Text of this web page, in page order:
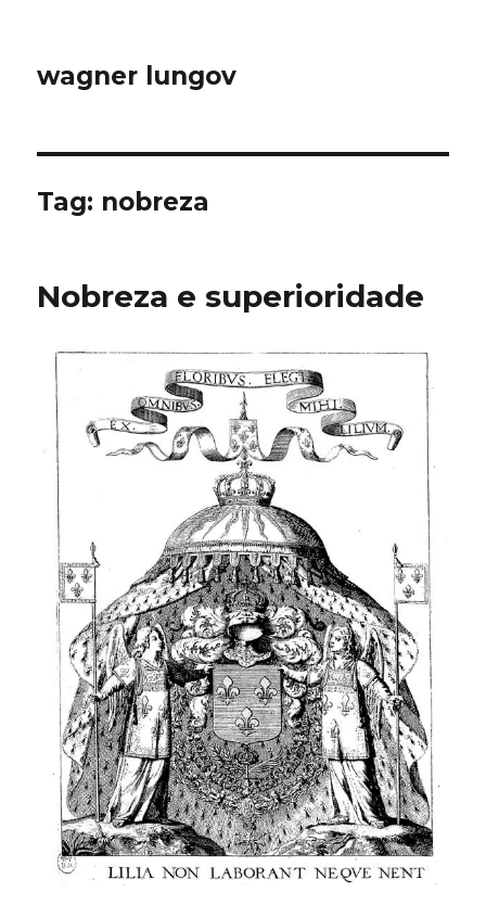
wagner lungov
Tag: nobreza
Nobreza e superioridade